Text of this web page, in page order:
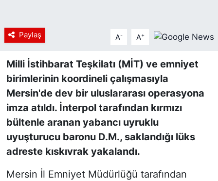
Paylaş A- A+
Milli İstihbarat Teşkilatı (MİT) ve emniyet
birimlerinin koordineli çalışmasıyla
Mersin'de dev bir uluslararası operasyona
imza atıldı. İnterpol tarafından kırmızı
bültenle aranan yabancı uyruklu
uyuşturucu baronu D.M., saklandığı lüks
adreste kıskıvrak yakalandı.
Mersin İl Emniyet Müdürlüğü tarafından